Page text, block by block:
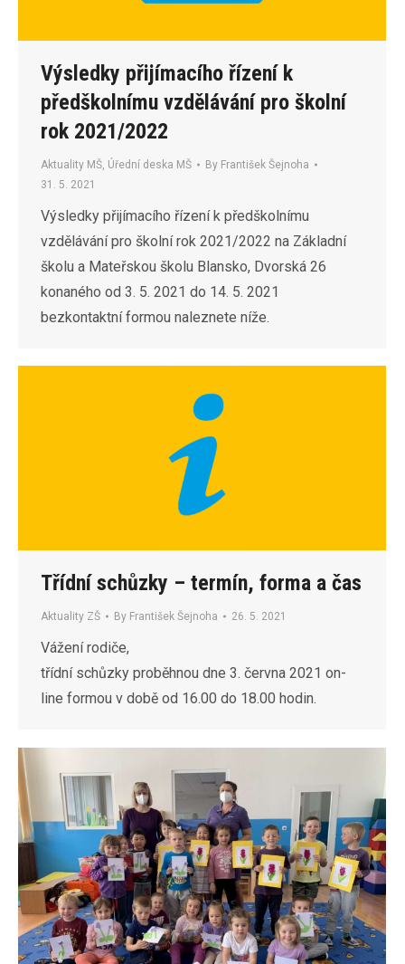
Výsledky přijímacího řízení k
předškolnímu vzdělávání pro školní
rok 2021/2022
Aktuality MŠ Úřední deska MŠ By František Šejnoha
31. 5. 2021
Výsledky přijímacího řízení k předškolnímu
vzdělávání pro školní rok 2021/2022 na Základní
školu a Mateřskou školu Blansko, Dvorská 26
konaného od 3. 5. 2021 do 14. 5. 2021
bezkontaktní formou naleznete níže.
Třídní schůzky – termín, forma a čas
Aktuality ZŠ By František Šejnoha 26. 5. 2021
Vážení rodiče,
třídní schůzky proběhnou dne 3. června 2021 on-
line formou v době od 16.00 do 18.00 hodin.